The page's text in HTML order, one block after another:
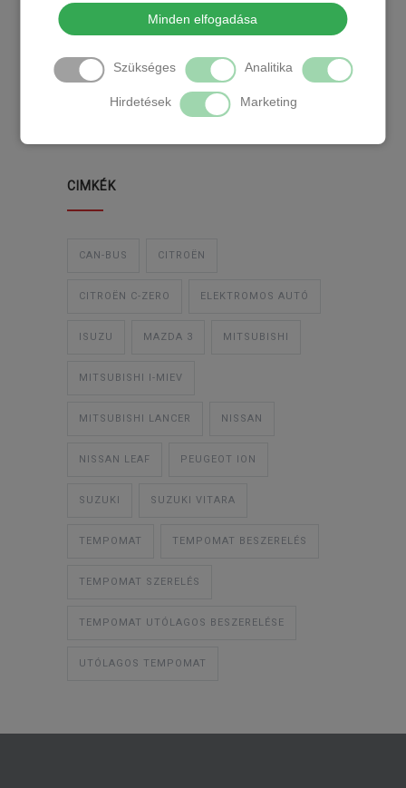
Minden elfogadása
Szükséges Analitika
Hirdetések Marketing
KATEGÓRIA
TEMPOMAT TEMPOMAT BESZERELÉS
UTÓLAGOS TEMPOMAT
CIMKÉK
CAN-BUS CITROËN
CITROËN C-ZERO ELEKTROMOS AUTÓ
ISUZU MAZDA 3 MITSUBISHI
MITSUBISHI I-MIEV
MITSUBISHI LANCER NISSAN
NISSAN LEAF PEUGEOT ION
SUZUKI SUZUKI VITARA
TEMPOMAT TEMPOMAT BESZERELÉS
TEMPOMAT SZERELÉS
TEMPOMAT UTÓLAGOS BESZERELÉSE
UTÓLAGOS TEMPOMAT